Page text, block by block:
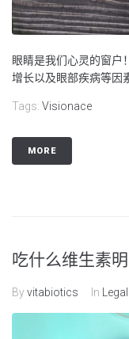
眼睛是我们心灵的窗户
增长以及眼部疾病等因
Tags: Visionace
MORE
吃什么维生素
Byvitabiotics In Legal